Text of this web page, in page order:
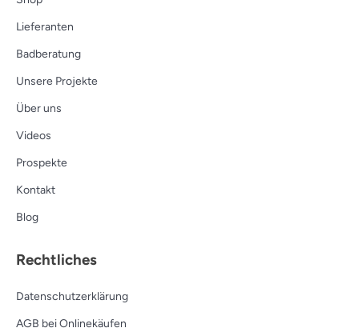
Lieferanten
Badberatung
Unsere Projekte
Über uns
Videos
Prospekte
Kontakt
Blog
Rechtliches
Datenschutzerklärung
AGB bei Onlinekäufen